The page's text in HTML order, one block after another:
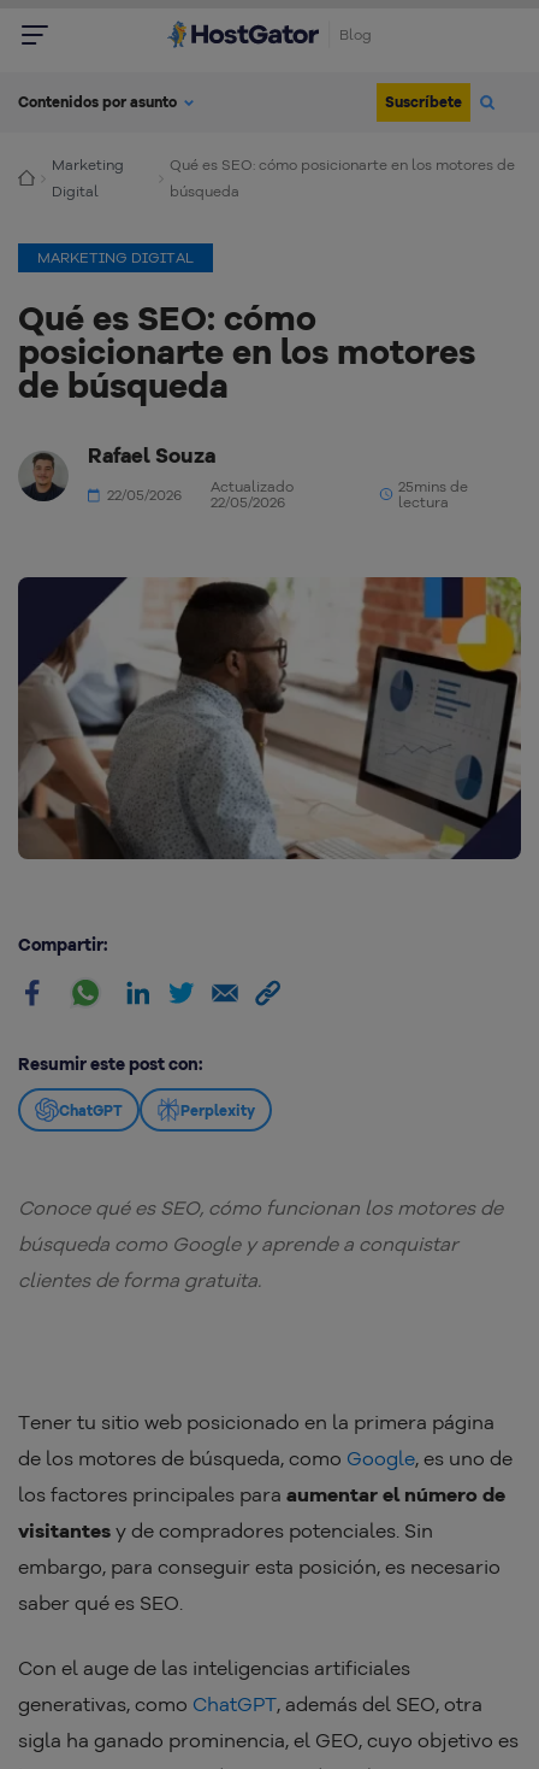
Blog
Contenidos por asunto Suscríbete
Marketing
Digital
Qué es SEO: cómo posicionarte en los motores de
búsqueda
MARKETING DIGITAL
Qué es SEO: cómo
posicionarte en los motores
de búsqueda
Rafael Souza
22/05/2026
Actualizado
22/05/2026
25mins de
lectura
Compartir:
Resumir este post con:
ChatGPT Perplexity
Conoce qué es SEO, cómo funcionan los motores de
búsqueda como Google y aprende a conquistar
clientes de forma gratuita.
Tener tu sitio web posicionado en la primera página
de los motores de búsqueda, como Google, es uno de
los factores principales para aumentar el número de
visitantes y de compradores potenciales. Sin
embargo, para conseguir esta posición, es necesario
saber qué es SEO.
Con el auge de las inteligencias artificiales
generativas, como ChatGPT, además del SEO, otra
sigla ha ganado prominencia, el GEO, cuyo objetivo es